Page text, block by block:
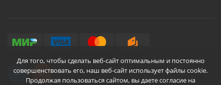
Для того, чтобы сделать веб-сайт оптимальным и постоянно
совершенствовать его, наш веб-сайт использует файлы cookie.
Продолжая пользоваться сайтом, вы даете согласие на